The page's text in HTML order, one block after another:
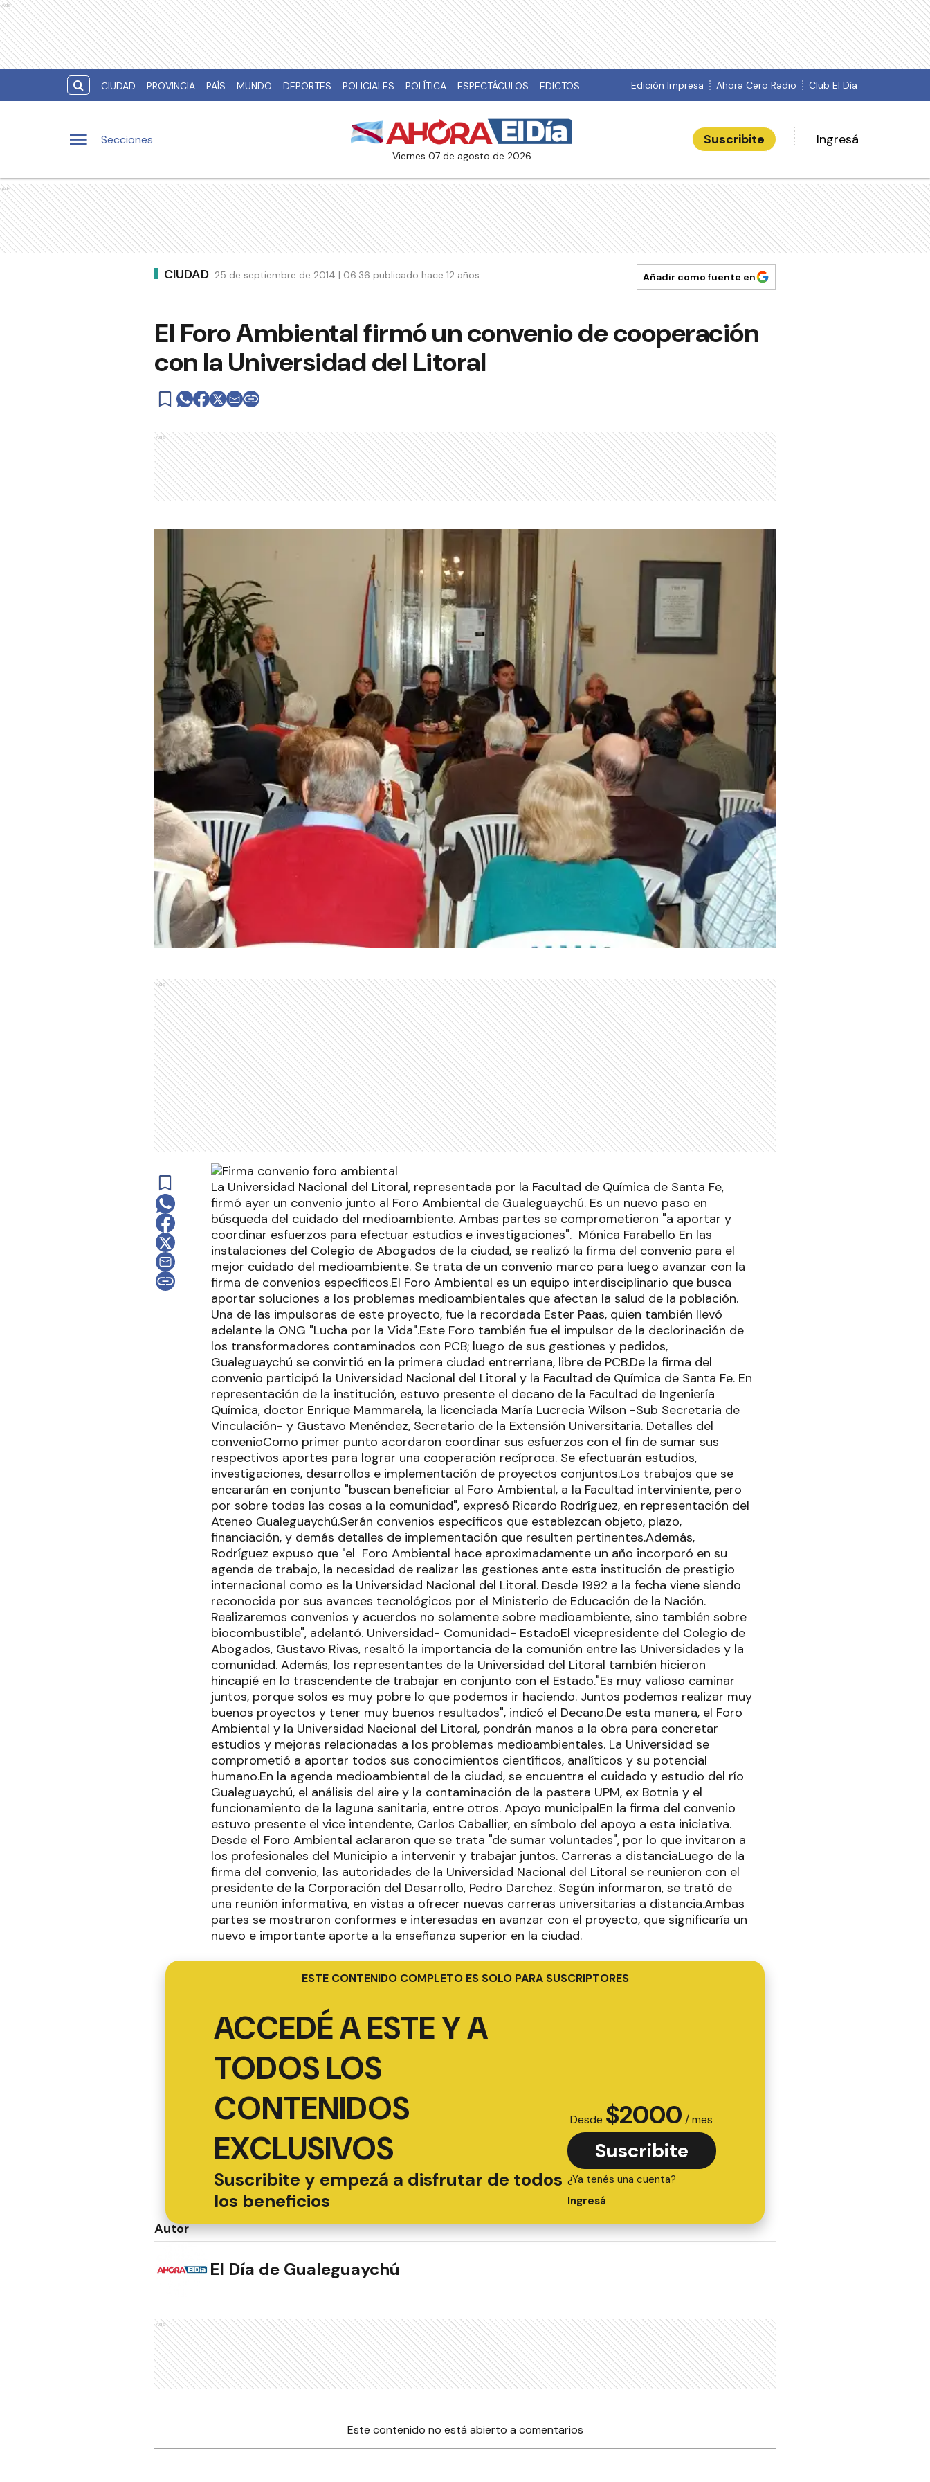
Ads
CIUDAD PROVINCIA PAÍS MUNDO DEPORTES POLICIALES POLÍTICA ESPECTÁCULOS EDICTOS Edición Impresa Ahora Cero Radio Club El Día
Secciones
viernes 07 de agosto de 2026
Suscribite Ingresá
Ads
CIUDAD 25 de septiembre de 2014 | 06:36 publicado hace 12 años Añadir como fuente en
El Foro Ambiental firmó un convenio de cooperación
con la Universidad del Litoral
Ads
Ads
La Universidad Nacional del Litoral, representada por la Facultad de Química de Santa Fe,
firmó ayer un convenio junto al Foro Ambiental de Gualeguaychú. Es un nuevo paso en
búsqueda del cuidado del medioambiente. Ambas partes se comprometieron "a aportar y
coordinar esfuerzos para efectuar estudios e investigaciones". Mónica Farabello En las
instalaciones del Colegio de Abogados de la ciudad, se realizó la firma del convenio para el
mejor cuidado del medioambiente. Se trata de un convenio marco para luego avanzar con la
firma de convenios específicos.El Foro Ambiental es un equipo interdisciplinario que busca
aportar soluciones a los problemas medioambientales que afectan la salud de la población.
Una de las impulsoras de este proyecto, fue la recordada Ester Paas, quien también llevó
adelante la ONG "Lucha por la Vida".Este Foro también fue el impulsor de la declorinación de
los transformadores contaminados con PCB; luego de sus gestiones y pedidos,
Gualeguaychú se convirtió en la primera ciudad entrerriana, libre de PCB.De la firma del
convenio participó la Universidad Nacional del Litoral y la Facultad de Química de Santa Fe. En
representación de la institución, estuvo presente el decano de la Facultad de Ingeniería
Química, doctor Enrique Mammarela, la licenciada María Lucrecia Wilson -Sub Secretaria de
Vinculación- y Gustavo Menéndez, Secretario de la Extensión Universitaria. Detalles del
convenioComo primer punto acordaron coordinar sus esfuerzos con el fin de sumar sus
respectivos aportes para lograr una cooperación recíproca. Se efectuarán estudios,
investigaciones, desarrollos e implementación de proyectos conjuntos.Los trabajos que se
encararán en conjunto "buscan beneficiar al Foro Ambiental, a la Facultad interviniente, pero
por sobre todas las cosas a la comunidad", expresó Ricardo Rodríguez, en representación del
Ateneo Gualeguaychú.Serán convenios específicos que establezcan objeto, plazo,
financiación, y demás detalles de implementación que resulten pertinentes.Además,
Rodríguez expuso que "el Foro Ambiental hace aproximadamente un año incorporó en su
agenda de trabajo, la necesidad de realizar las gestiones ante esta institución de prestigio
internacional como es la Universidad Nacional del Litoral. Desde 1992 a la fecha viene siendo
reconocida por sus avances tecnológicos por el Ministerio de Educación de la Nación.
Realizaremos convenios y acuerdos no solamente sobre medioambiente, sino también sobre
biocombustible", adelantó. Universidad- Comunidad- EstadoEl vicepresidente del Colegio de
Abogados, Gustavo Rivas, resaltó la importancia de la comunión entre las Universidades y la
comunidad. Además, los representantes de la Universidad del Litoral también hicieron
hincapié en lo trascendente de trabajar en conjunto con el Estado."Es muy valioso caminar
juntos, porque solos es muy pobre lo que podemos ir haciendo. Juntos podemos realizar muy
buenos proyectos y tener muy buenos resultados", indicó el Decano.De esta manera, el Foro
Ambiental y la Universidad Nacional del Litoral, pondrán manos a la obra para concretar
estudios y mejoras relacionadas a los problemas medioambientales. La Universidad se
comprometió a aportar todos sus conocimientos científicos, analíticos y su potencial
humano.En la agenda medioambiental de la ciudad, se encuentra el cuidado y estudio del río
Gualeguaychú, el análisis del aire y la contaminación de la pastera UPM, ex Botnia y el
funcionamiento de la laguna sanitaria, entre otros. Apoyo municipalEn la firma del convenio
estuvo presente el vice intendente, Carlos Caballier, en símbolo del apoyo a esta iniciativa.
Desde el Foro Ambiental aclararon que se trata "de sumar voluntades", por lo que invitaron a
los profesionales del Municipio a intervenir y trabajar juntos. Carreras a distanciaLuego de la
firma del convenio, las autoridades de la Universidad Nacional del Litoral se reunieron con el
presidente de la Corporación del Desarrollo, Pedro Darchez. Según informaron, se trató de
una reunión informativa, en vistas a ofrecer nuevas carreras universitarias a distancia.Ambas
partes se mostraron conformes e interesadas en avanzar con el proyecto, que significaría un
nuevo e importante aporte a la enseñanza superior en la ciudad.
ESTE CONTENIDO COMPLETO ES SOLO PARA SUSCRIPTORES
ACCEDÉ A ESTE Y A
TODOS LOS
CONTENIDOS
EXCLUSIVOS
Suscribite y empezá a disfrutar de todos
los beneficios
Desde $2000 / mes
Suscribite
¿Ya tenés una cuenta?
Ingresá
Autor
El Día de Gualeguaychú
Ads
Este contenido no está abierto a comentarios